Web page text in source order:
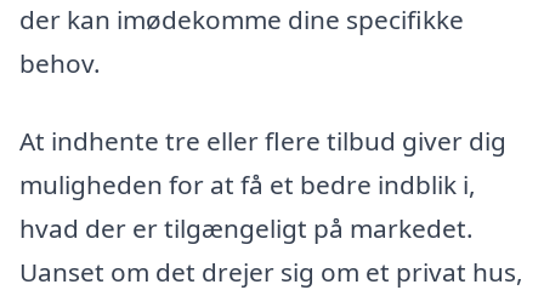
der kan imødekomme dine specifikke
behov.
At indhente tre eller flere tilbud giver dig
muligheden for at få et bedre indblik i,
hvad der er tilgængeligt på markedet.
Uanset om det drejer sig om et privat hus,